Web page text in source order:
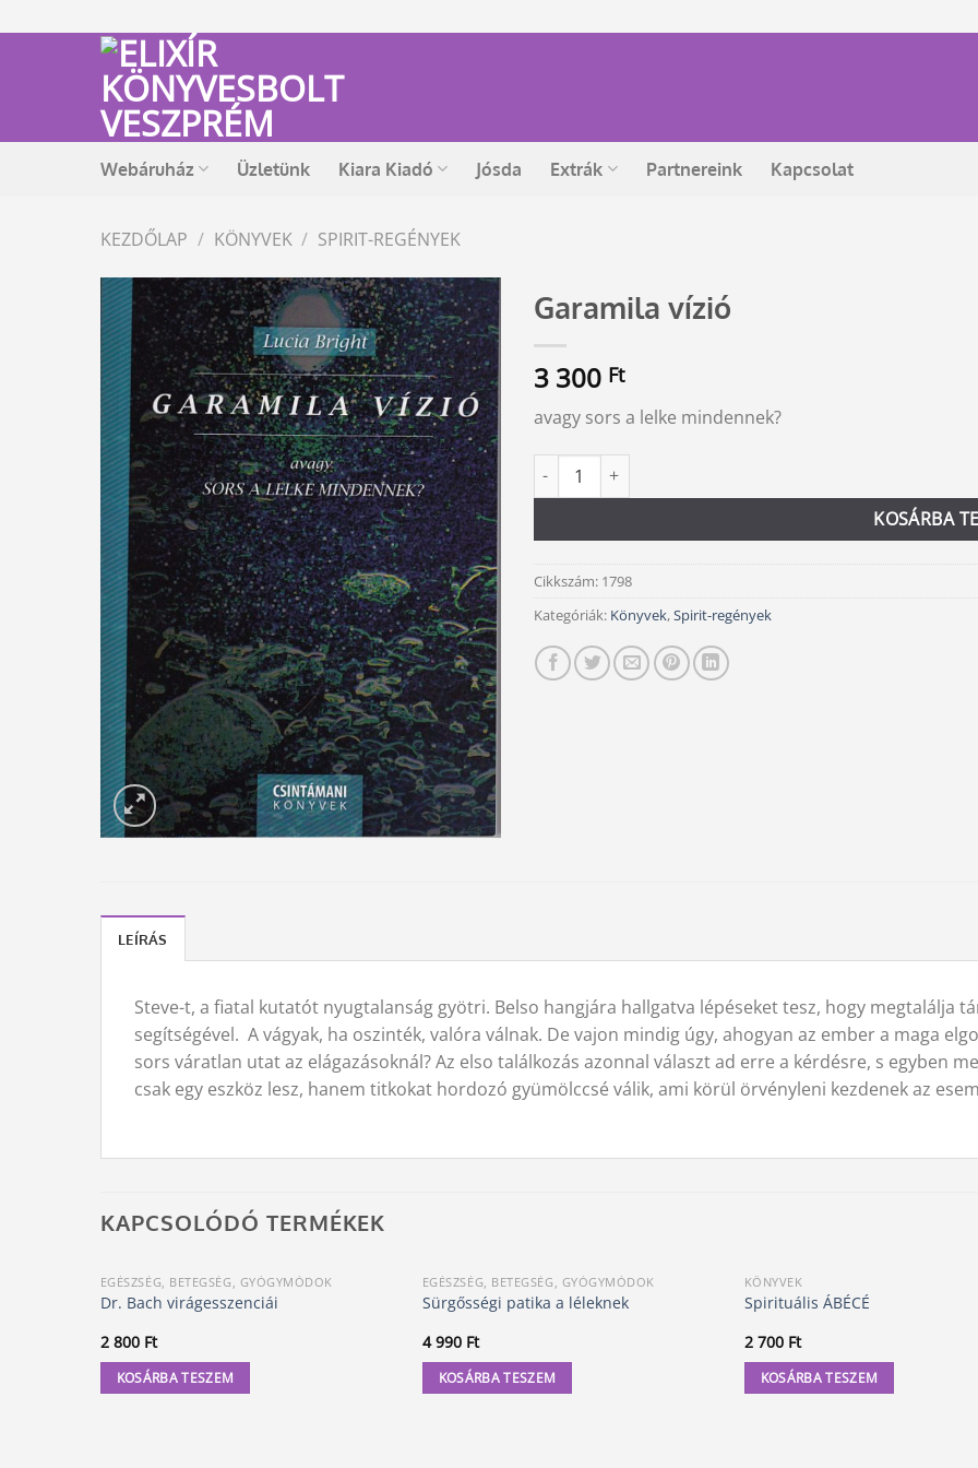
to
Webáruház Üzletünk Kiara Kiadó Jósda Extrák Partnereink Kapcsolat
KEZDŐLAP / KÖNYVEK / SPIRIT-REGÉNYEK
Garamila vízió
3 300 Ft
avagy sors a lelke mindennek?
Garamila vízió mennyiség
KOSÁRBA
Alternative:
Cikkszám: 1798
Kategóriák: Könyvek,Spirit-regények
LEÍRÁS
Steve-t, a fiatal kutatót nyugtalanság gyötri. Belso hangjára hallgatva lépéseket tesz, hogy megtalálja
segítségével. A vágyak, ha oszinték, valóra válnak. De vajon mindig úgy, ahogyan az ember a maga
sors váratlan utat az elágazásoknál? Az elso találkozás azonnal választ ad erre a kérdésre, s egyben
csak egy eszköz lesz, hanem titkokat hordozó gyümölccsé válik, ami körül örvényleni kezdenek az
KAPCSOLÓDÓ TERMÉKEK
EGÉSZSÉG, BETEGSÉG, GYÓGYMÓDOK
Dr. Bach virágesszenciái
2 800 Ft
KOSÁRBA TESZEM
EGÉSZSÉG, BETEGSÉG, GYÓGYMÓDOK
Sürgősségi patika a léleknek
4 990 Ft
KOSÁRBA TESZEM
KÖNYVEK
Spirituális ÁBÉCÉ
2 700 Ft
KOSÁRBA TESZEM